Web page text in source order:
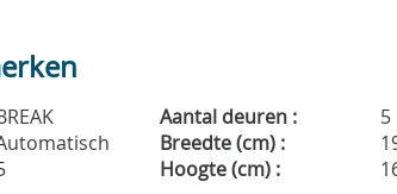
Aantal deuren : 5
Breedte (cm) :
Hoogte (cm) :